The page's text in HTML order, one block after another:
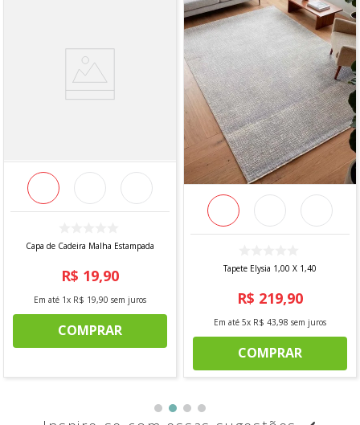
Capa de Cadeira Malha Estampada
R$ 19,90
Em até 1x R$ 19,90 sem juros
COMPRAR
Tapete Elysia 1,00 X 1,40
R$ 219,90
Em até 5x R$ 43,98 sem juros
COMPRAR